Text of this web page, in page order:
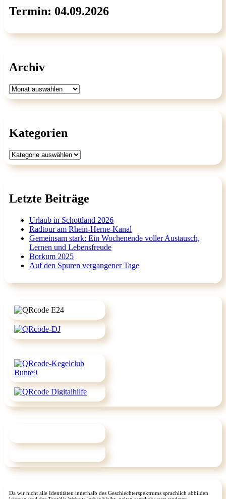
Termin: 04.09.2026
Archiv
Archiv
Kategorien
Kategorien
Letzte Beiträge
Urlaub in Schottland 2026
Radtour am Rhein-Herne-Kanal
Gemeinsam stark: Ein Wochenende voller Austausch,
Lernen und Lebensfreude
Borkum 2025
Auf den Spuren vergangener Tage
Da wir nicht alle Identitäten innerhalb des Geschlechterspektrums sprachlich abbilden